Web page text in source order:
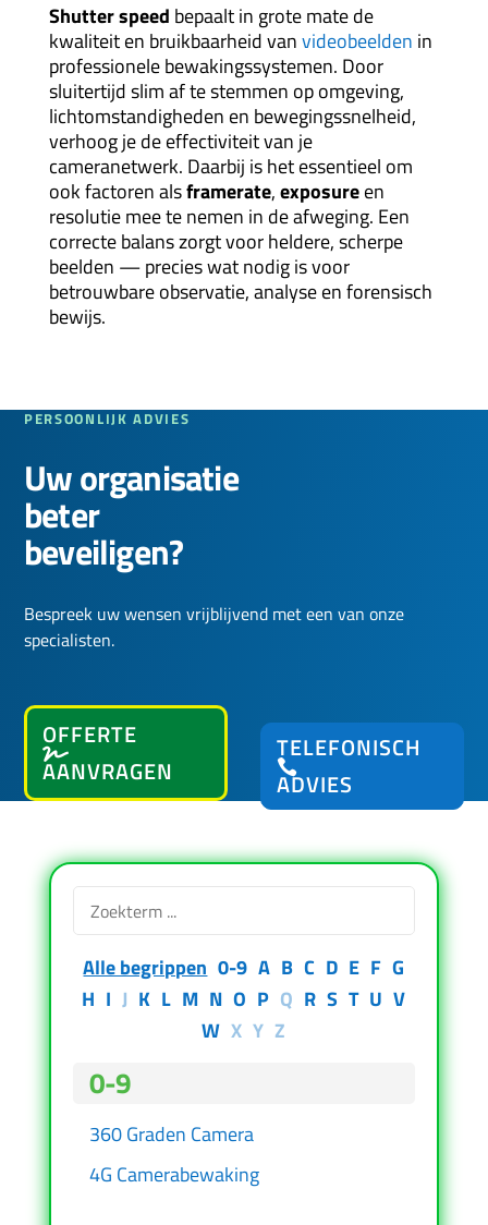
Shutter speed bepaalt in grote mate de
kwaliteit en bruikbaarheid vanvideobeelden in
professionele bewakingssystemen. Door
sluitertijd slim af te stemmen op omgeving,
lichtomstandigheden en bewegingssnelheid,
verhoog je de effectiviteit van je
cameranetwerk. Daarbij is het essentieel om
ook factoren alsframerate,exposureen
resolutie mee te nemen in de afweging. Een
correcte balans zorgt voor heldere, scherpe
beelden — precies wat nodig is voor
betrouwbare observatie, analyse en forensisch
bewijs.
Uw organisatie
beter
beveiligen?
PERSOONLIJK ADVIES
Bespreek uw wensen vrijblijvend met een van onze
specialisten.
OFFERTE
AANVRAGEN
TELEFONISCH
ADVIES
Alle begrippen 0-9 A B C D E F G
H I J K L M N O P Q R S T U V
W X Y Z
0-9
360 Graden Camera
4G Camerabewaking